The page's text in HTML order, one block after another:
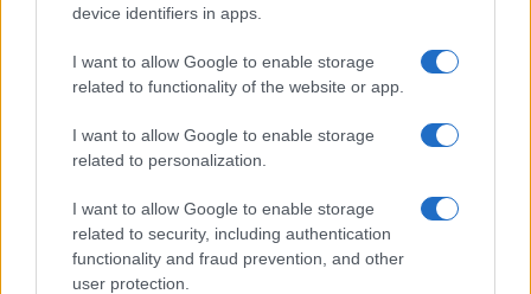
device identifiers in apps.
I want to allow Google to enable storage
related to functionality of the website or app.
I want to allow Google to enable storage
related to personalization.
I want to allow Google to enable storage
related to security, including authentication
functionality and fraud prevention, and other
user protection.
F
a
ce
b
o
o
k
T
w
it
te
r
Pi
n
te
re
st
W
h
at
s
A
p
p
h
a
re
Prossimo articolo
NOTIZIE RECENTI